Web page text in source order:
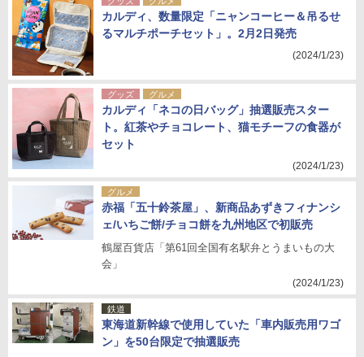
カルディ、数量限定「ニャンコーヒー＆吊るせ
るマルチポーチセット」。2月2日発売
(2024/1/23)
グッズ グルメ
カルディ「ネコの日バッグ」抽選販売スター
ト。紅茶やチョコレート、猫モチーフの食器が
セット
(2024/1/23)
グルメ
赤福「五十鈴茶屋」、新商品あずきフィナンシ
ェ/いちご餅/チョコ餅を九州地区で初販売
鶴屋百貨店「第61回全国有名駅弁とうまいもの大
会」
(2024/1/23)
鉄道
東海道新幹線で使用していた「車内販売用ワゴ
ン」を50台限定で抽選販売